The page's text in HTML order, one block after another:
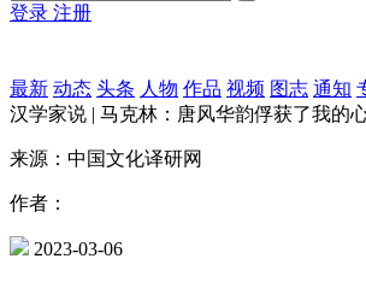
登录 注册
最新 动态 头条 人物 作品 视频 图志 通知
汉学家说 | 马克林：唐风华韵俘获了我的心
来源：中国文化译研网
作者：
2023-03-06